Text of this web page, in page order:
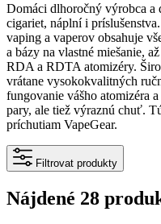
Domáci dlhoročný výrobca
cigariet, náplní i
vaping a vaperov obsahuje
a bázy na vlastné miešanie,
RDA a RDTA atomizéry.
vrátane vysokokvalitných
fungovanie vášho atomizéra
pary, ale tiež výraznú chuť.
príchutiam VapeGear.
Filtrovat produkty
Nájdené 28